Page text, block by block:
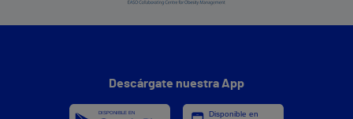
Descárgate nuestra App